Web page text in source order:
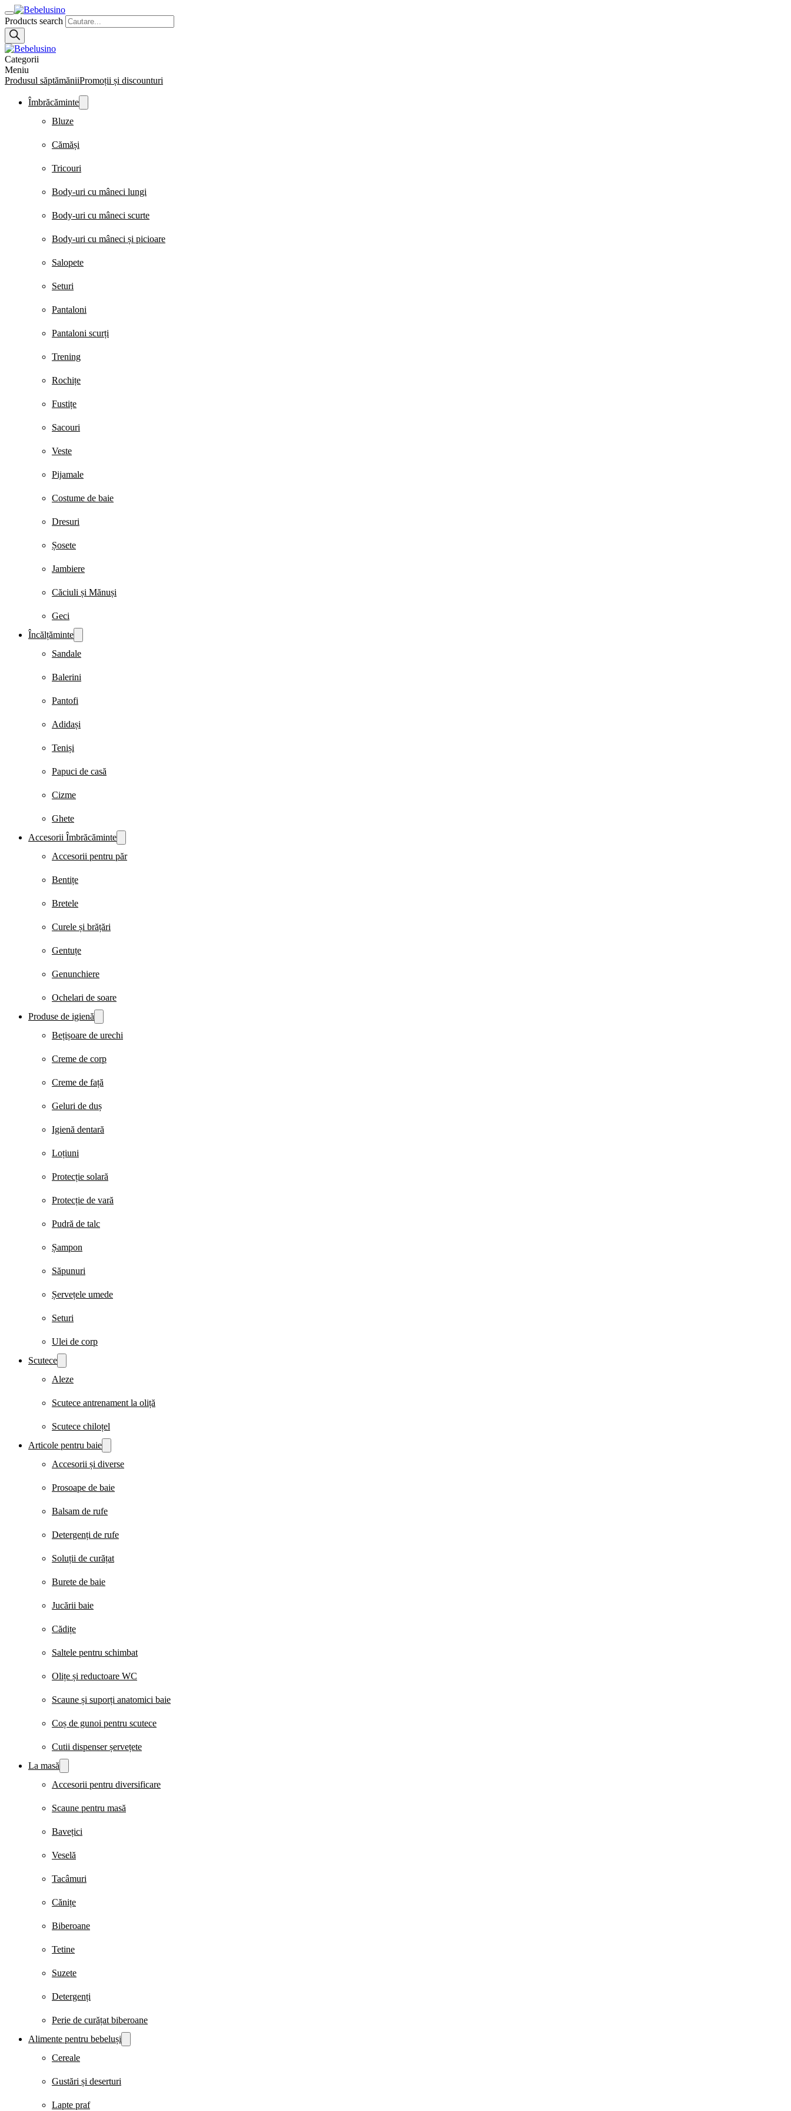
Products search
Categorii
Meniu
Produsul săptămăniiPromoții și discounturi
Îmbrăcăminte
Bluze
Cămăși
Tricouri
Body-uri cu mâneci lungi
Body-uri cu mâneci scurte
Body-uri cu mâneci și picioare
Salopete
Seturi
Pantaloni
Pantaloni scurți
Trening
Rochițe
Fustițe
Sacouri
Veste
Pijamale
Costume de baie
Dresuri
Șosete
Jambiere
Căciuli și Mănuși
Geci
Încălțăminte
Sandale
Balerini
Pantofi
Adidași
Teniși
Papuci de casă
Cizme
Ghete
Accesorii Îmbrăcăminte
Accesorii pentru păr
Bentițe
Bretele
Curele și brățări
Gentuțe
Genunchiere
Ochelari de soare
Produse de igienă
Bețișoare de urechi
Creme de corp
Creme de față
Geluri de duș
Igienă dentară
Loțiuni
Protecție solară
Protecție de vară
Pudră de talc
Șampon
Săpunuri
Șervețele umede
Seturi
Ulei de corp
Scutece
Aleze
Scutece antrenament la oliță
Scutece chiloțel
Articole pentru baie
Accesorii și diverse
Prosoape de baie
Balsam de rufe
Detergenți de rufe
Soluții de curățat
Burete de baie
Jucării baie
Cădițe
Saltele pentru schimbat
Olițe și reductoare WC
Scaune și suporți anatomici baie
Coș de gunoi pentru scutece
Cutii dispenser șervețete
La masă
Accesorii pentru diversificare
Scaune pentru masă
Bavețici
Veselă
Tacâmuri
Cănițe
Biberoane
Tetine
Suzete
Detergenți
Perie de curățat biberoane
Alimente pentru bebeluși
Cereale
Gustări și deserturi
Lapte praf